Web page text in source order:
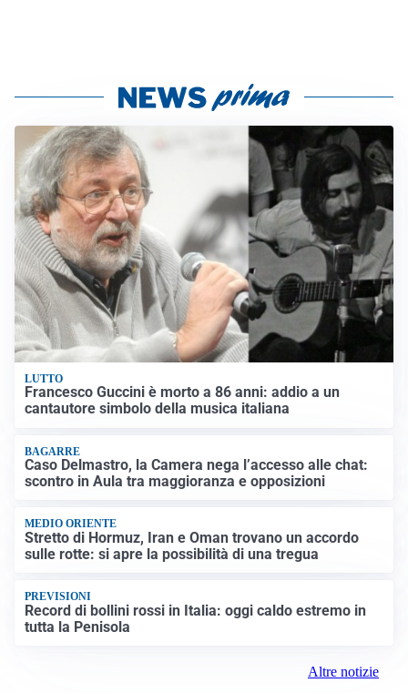
LUTTO
Francesco Guccini è morto a 86 anni: addio a un
cantautore simbolo della musica italiana
BAGARRE
Caso Delmastro, la Camera nega l’accesso alle chat:
scontro in Aula tra maggioranza e opposizioni
MEDIO ORIENTE
Stretto di Hormuz, Iran e Oman trovano un accordo
sulle rotte: si apre la possibilità di una tregua
PREVISIONI
Record di bollini rossi in Italia: oggi caldo estremo in
tutta la Penisola
Altre notizie